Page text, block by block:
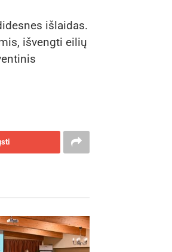
išlaidas.
išvengti eilių